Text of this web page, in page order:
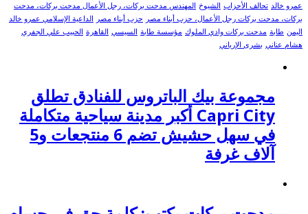
عمرو خالد تحالف الأحزاب الشيوخ المهندس مدحت بركات، رجل الأعمال مدحت بركات، مدحت
بركات، مدحت بركات رجل الأعمال، حزب أبناء مصر
حزب أبناء مصر
الداعية الإسلامي عمرو خالد
اليمن طابة مدحت بركات وادي الملوك مؤسسة طابة السيسي القاهرة الحبيب علي الجفري
هشام عناني بشرى الإرياني
مجموعة بيك الباتروس للفنادق تطلق
Capri City أكبر مدينة سياحية متكاملة
في سهل حشيش تضم 6 منتجعات و5
آلاف غرفة